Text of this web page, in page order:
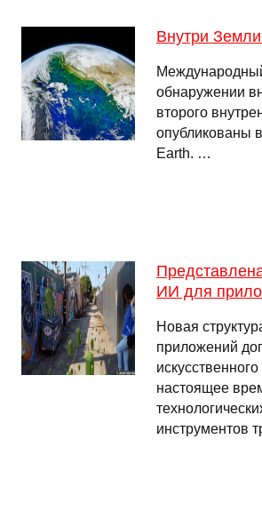
Внутри
обнаружении
второго
опубликованы
Earth. …
ИИ для
Новая
приложений
настоящее
инструментов